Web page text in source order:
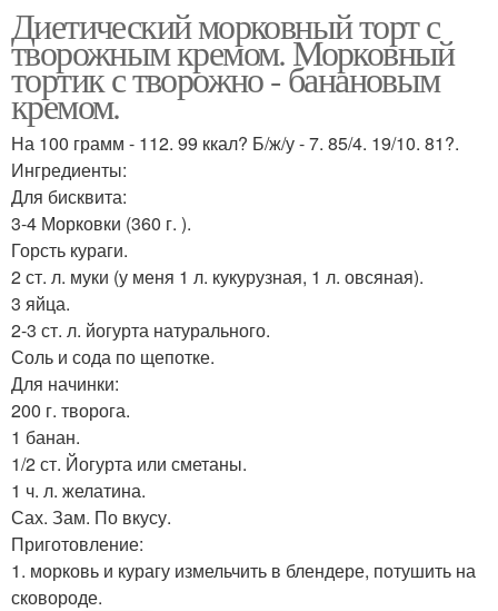
Диетический морковный торт с
творожным кремом. Морковный
тортик с творожно - банановым
кремом.
На 100 грамм - 112. 99 ккал? Б/ж/у - 7. 85/4. 19/10. 81?.
Ингредиенты:
Для бисквита:
3-4 Морковки (360 г. ).
Горсть кураги.
2 ст. л. муки (у меня 1 л. кукурузная, 1 л. овсяная).
3 яйца.
2-3 ст. л. йогурта натурального.
Соль и сода по щепотке.
Для начинки:
200 г. творога.
1 банан.
1/2 ст. Йогурта или сметаны.
1 ч. л. желатина.
Сах. Зам. По вкусу.
Приготовление:
1. морковь и курагу измельчить в блендере, потушить на
сковороде.